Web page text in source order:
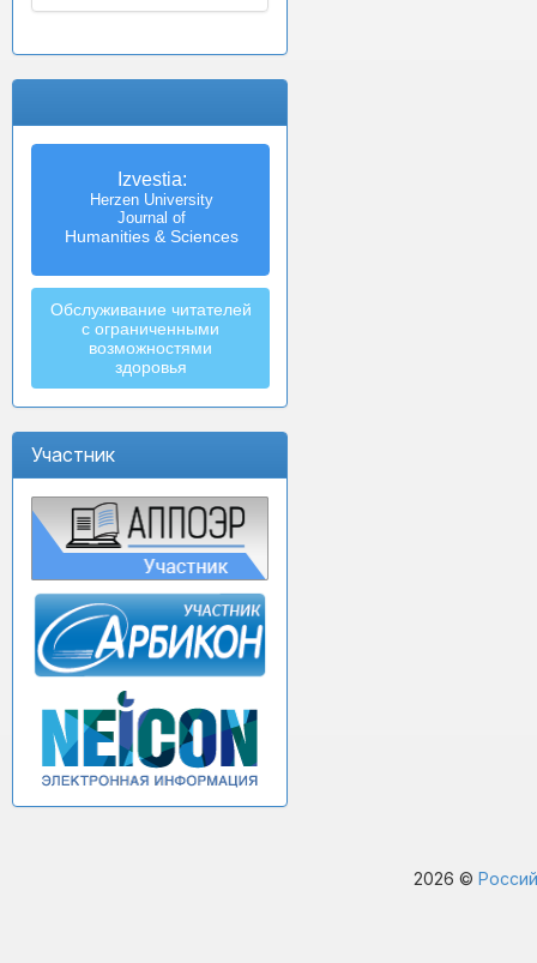
Izvestia:
Herzen University
Journal of
Humanities & Sciences
Обслуживание читателей
с ограниченными
возможностями
здоровья
Участник
2026 ©